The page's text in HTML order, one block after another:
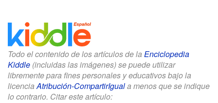
Todo el contenido de los artículos de la Enciclopedia
Kiddle (incluidas las imágenes) se puede utilizar
libremente para fines personales y educativos bajo la
licenciaAtribución-CompartirIguala menos que se indique
lo contrario. Citar este artículo: